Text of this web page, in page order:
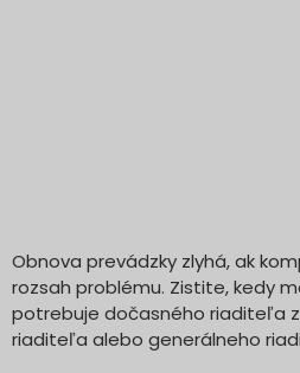
Obnova prevádzky zlyhá, ak
rozsah problému. Zistite, kedy
potrebuje dočasného riaditeľa
riaditeľa alebo generálneho